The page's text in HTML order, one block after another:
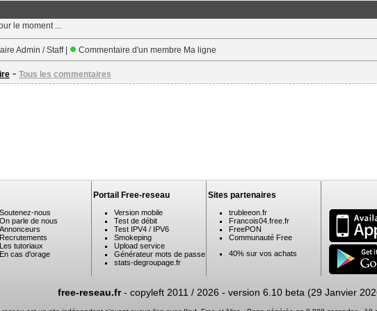
le moment ...
Admin / Staff | Commentaire d'un membre Ma ligne
- Tous les commentaires
Soutenez-nous
On parle de nous
Annonceurs
Recrutements
Les tutoriaux
En cas d'orage
Portail Free-reseau
Version mobile
Test de débit
Test IPV4 / IPV6
Smokeping
Upload service
Générateur mots de passe
stats-degroupage.fr
Sites partenaires
trubleeon.fr
Francois04.free.fr
FreePON
Communauté Free
40% sur vos achats
free-reseau.fr- copyleft 2011 / 2026 - version 6.10 beta (29 Janvier